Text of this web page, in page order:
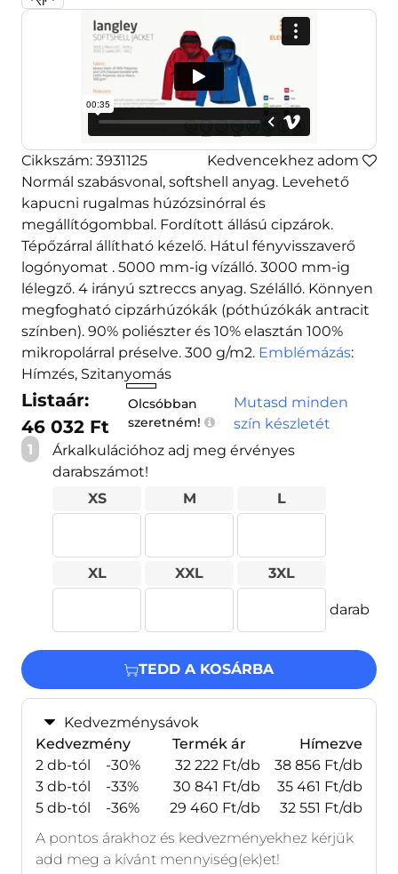
Cikkszám: 3931125
Kedvencekhez adom
Normál szabásvonal, softshell anyag. Levehető
kapucni rugalmas húzózsinórral és
megállítógombbal. Fordított állású cipzárok.
Tépőzárral állítható kézelő. Hátul fényvisszaverő
logónyomat . 5000 mm-ig vízálló. 3000 mm-ig
lélegző. 4 irányú sztreccs anyag. Szélálló. Könnyen
megfogható cipzárhúzókák (póthúzókák antracit
színben). 90% poliészter és 10% elasztán 100%
mikropolárral préselve. 300 g/m2. Emblémázás:
Hímzés, Szitanyomás
Listaár:
46 032 Ft
Olcsóbban
szeretném!
Mutasd minden
szín készletét
1
Árkalkulációhoz adj meg érvényes
darabszámot!
XS
M L
XL XXL 3XL
darab
TEDD A KOSÁRBA
Kedvezménysávok
Kedvezmény
Termék ár
Hímezve
2 db-tól
-30% 32 222 Ft/db
38 856 Ft/db
3 db-tól
-33% 30 841 Ft/db
35 461 Ft/db
5 db-tól
-36% 29 460 Ft/db
32 551 Ft/db
A pontos árakhoz és kedvezményekhez kérjük
add meg a kívánt mennyiség(ek)et!